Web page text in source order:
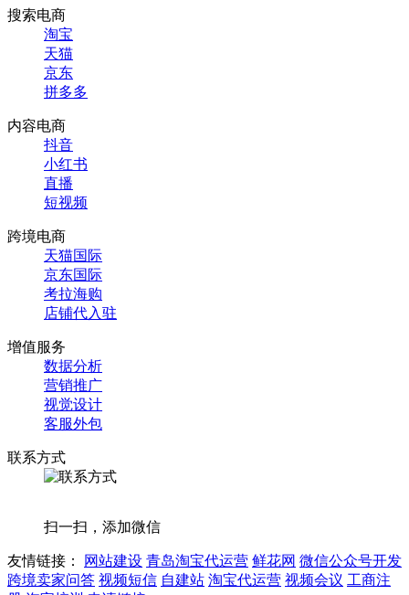
搜索电商
淘宝
天猫
京东
拼多多
内容电商
抖音
小红书
直播
短视频
跨境电商
天猫国际
京东国际
考拉海购
店铺代入驻
增值服务
数据分析
营销推广
视觉设计
客服外包
联系方式
扫一扫，添加微信
友情链接： 网站建设 青岛淘宝代运营 鲜花网 微信公众号开发
跨境卖家问答 视频短信 自建站 淘宝代运营 视频会议 工商注